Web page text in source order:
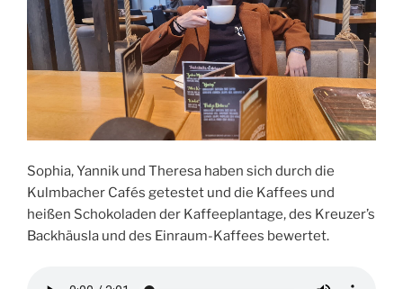
Sophia, Yannik und Theresa haben sich durch die
Kulmbacher Cafés getestet und die Kaffees und
heißen Schokoladen der Kaffeeplantage, des Kreuzer’s
Backhäusla und des Einraum-Kaffees bewertet.